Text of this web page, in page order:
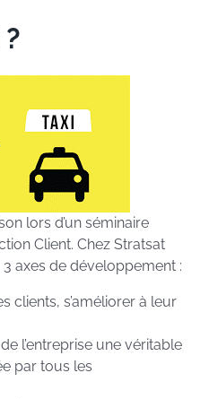
lors d’un séminaire
Client. Chez Stratsat
axes de développement :
clients, s’améliorer à leur
l’entreprise une véritable
par tous les